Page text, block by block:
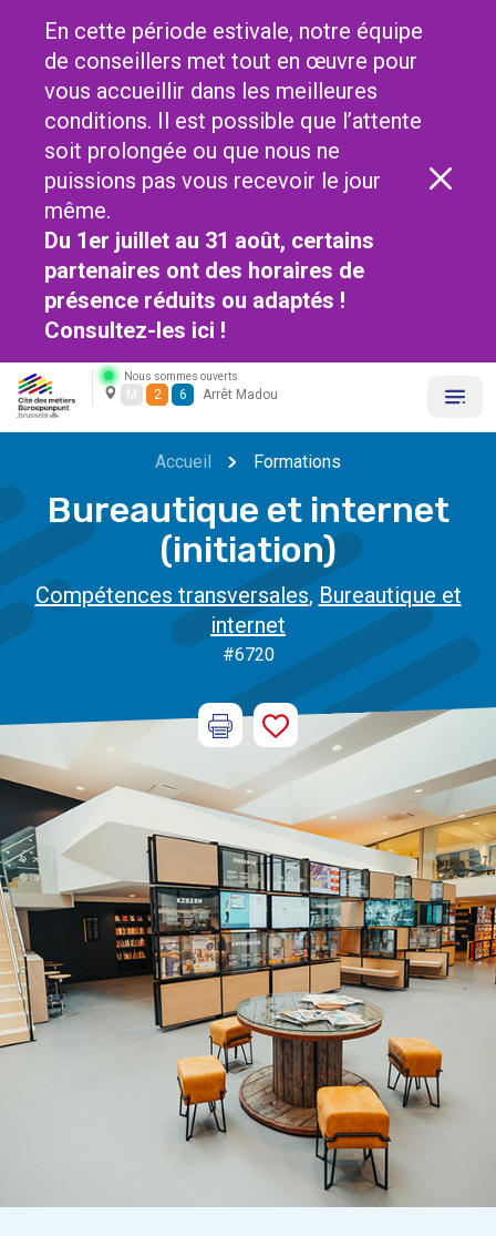
En cette période estivale, notre équipe
de conseillers met tout en œuvre pour
vous accueillir dans les meilleures
conditions. Il est possible que l’attente
soit prolongée ou que nous ne
puissions pas vous recevoir le jour
même.
Du 1er juillet au 31 août, certains
partenaires ont des horaires de
présence réduits ou adaptés !
Consultez-les ici !
Nous sommes ouverts
M 2 6 Arrêt Madou
Accueil Formations
Bureautique et internet
(initiation)
Compétences transversales, Bureautique et
internet
#6720